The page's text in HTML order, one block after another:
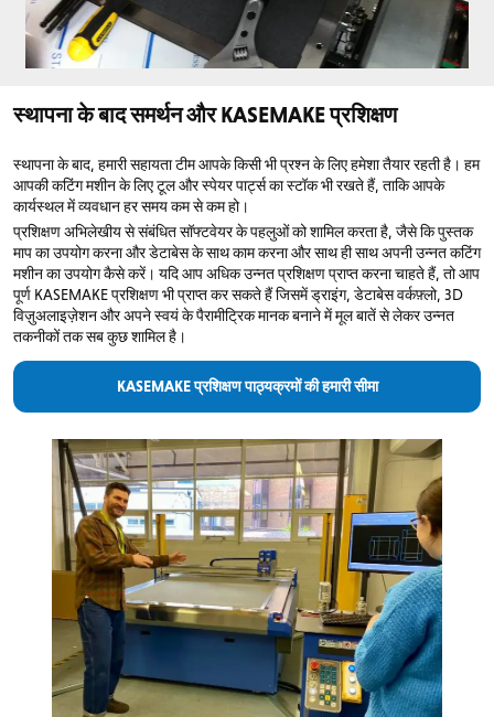
स्थापना के बाद समर्थन और KASEMAKE प्रशिक्षण
स्थापना के बाद, हमारी सहायता टीम आपके किसी भी प्रश्न के लिए हमेशा तैयार रहती है। हम
आपकी कटिंग मशीन के लिए टूल और स्पेयर पार्ट्स का स्टॉक भी रखते हैं, ताकि आपके
कार्यस्थल में व्यवधान हर समय कम से कम हो।
प्रशिक्षण अभिलेखीय से संबंधित सॉफ्टवेयर के पहलुओं को शामिल करता है, जैसे कि पुस्तक
माप का उपयोग करना और डेटाबेस के साथ काम करना और साथ ही साथ अपनी उन्नत कटिंग
मशीन का उपयोग कैसे करें। यदि आप अधिक उन्नत प्रशिक्षण प्राप्त करना चाहते हैं, तो आप
पूर्ण KASEMAKE प्रशिक्षण भी प्राप्त कर सकते हैं जिसमें ड्राइंग, डेटाबेस वर्कफ़्लो, 3D
विज़ुअलाइज़ेशन और अपने स्वयं के पैरामीट्रिक मानक बनाने में मूल बातें से लेकर उन्नत
तकनीकों तक सब कुछ शामिल है।
KASEMAKE प्रशिक्षण पाठ्यक्रमों की हमारी सीमा